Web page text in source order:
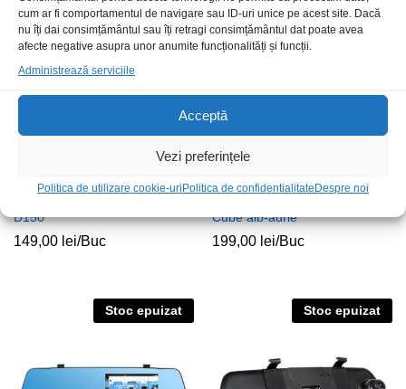
cum ar fi comportamentul de navigare sau ID-uri unice pe acest site. Dacă
nu îți dai consimțământul sau îți retragi consimțământul dat poate avea
afecte negative asupra unor anumite funcționalități și funcții.
Administrează serviciile
Acceptă
Vezi preferințele
Politica de utilizare cookie-uri Politica de confidentialitate Despre noi
D150
149,00 lei/Buc
Stoc epuizat
Cube alb-aurie
199,00 lei/Buc
Stoc epuizat Stoc epuizat